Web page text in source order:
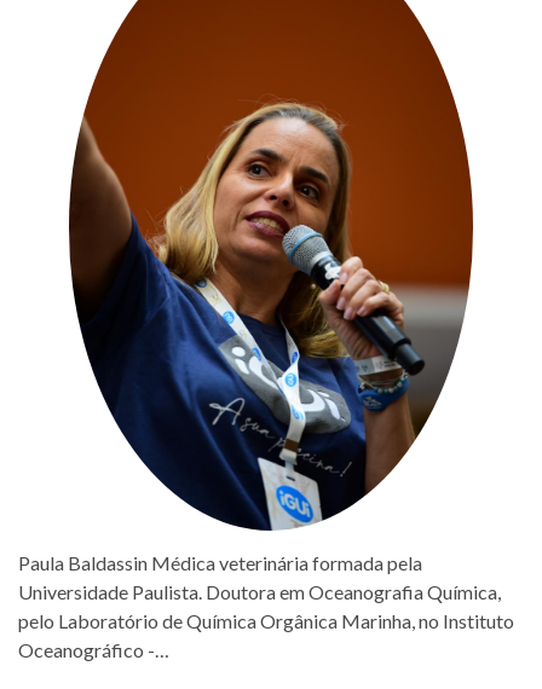
Paula Baldassin Médica veterinária formada pela
Universidade Paulista. Doutora em Oceanografia Química,
pelo Laboratório de Química Orgânica Marinha, no Instituto
Oceanográfico -…